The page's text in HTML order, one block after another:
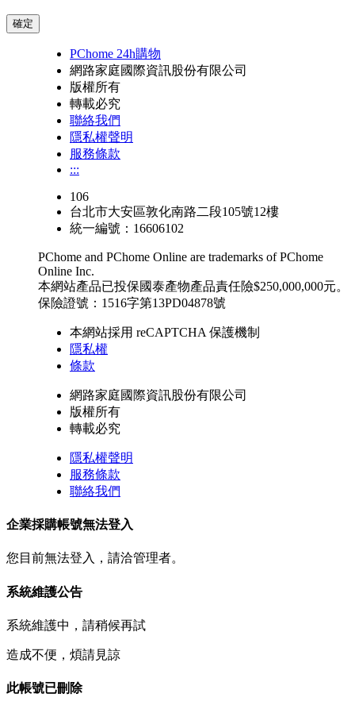
確定
PChome 24h購物
網路家庭國際資訊股份有限公司
版權所有
轉載必究
聯絡我們
隱私權聲明
服務條款
:::
106
台北市大安區敦化南路二段105號12樓
統一編號：16606102
PChome and PChome Online are trademarks of PChome
Online Inc.
本網站產品已投保國泰產物產品責任險$250,000,000元。
保險證號：1516字第13PD04878號
本網站採用 reCAPTCHA 保護機制
隱私權
條款
網路家庭國際資訊股份有限公司
版權所有
轉載必究
隱私權聲明
服務條款
聯絡我們
企業採購帳號無法登入
您目前無法登入，請洽管理者。
系統維護公告
系統維護中，請稍候再試
造成不便，煩請見諒
此帳號已刪除